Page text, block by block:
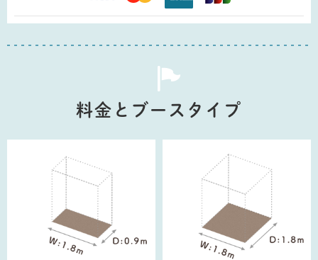
料金とブースタイプ